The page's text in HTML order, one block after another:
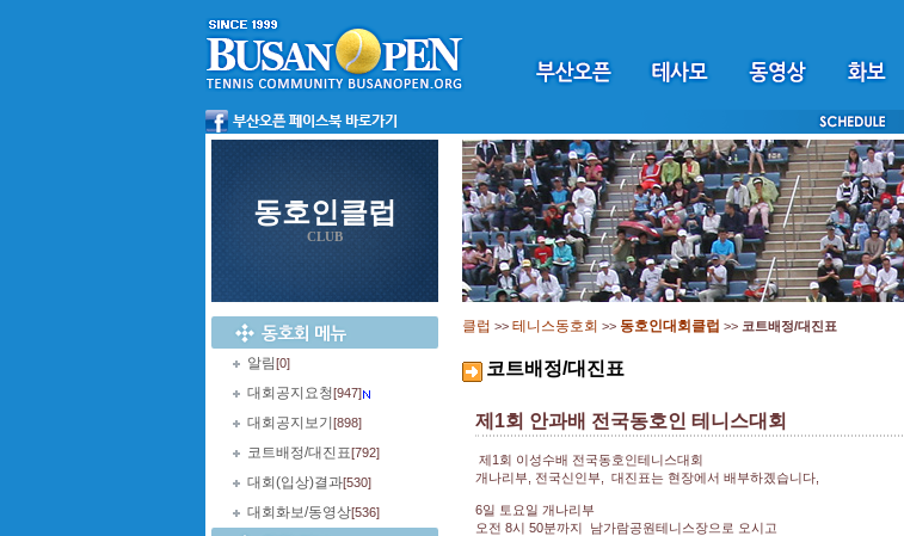
동호인클럽
CLUB
알림[0]
대회공지요청[947]
대회공지보기 [898]
코트배정/대진표[792]
대회(입상)결과[530]
대회화보/동영상[536]
클럽 >> 테니스동호회 >> 동호인대회클럽 >> 코트배정/대진표
코트배정/대진표
제1회 안과배 전국동호인 테니스대회
제1회 이성수배 전국동호인테니스대회
개나리부, 전국신인부, 대진표는 현장에서 배부하곘습니다,
6일 토요일 개나리부
오전 8시 50분까지 남가람공원테니스장으로 오시고